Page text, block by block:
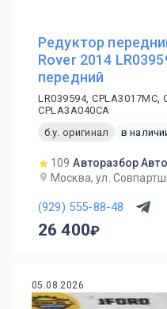
Редуктор
Rover 2014
передний
LR039594, CPLA3017MC,
CPLA3A040CA
б.у. оригинал
в
109 Авторазбор
Москва, ул.
(929) 555-88-48
26 400
05.08.2026